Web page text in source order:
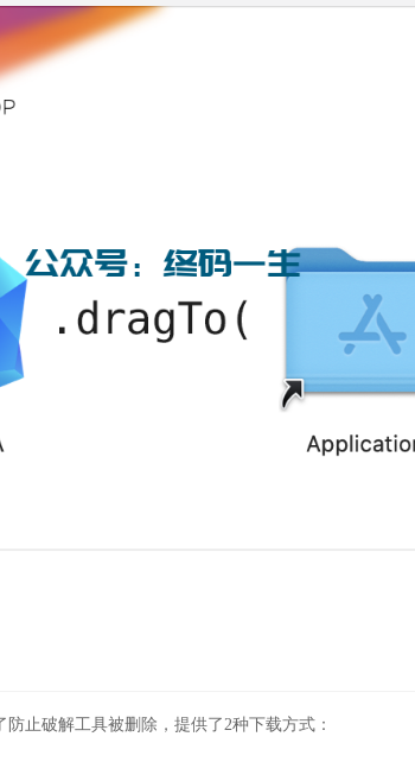
止破解工具被删除，提供了2种下载方式：